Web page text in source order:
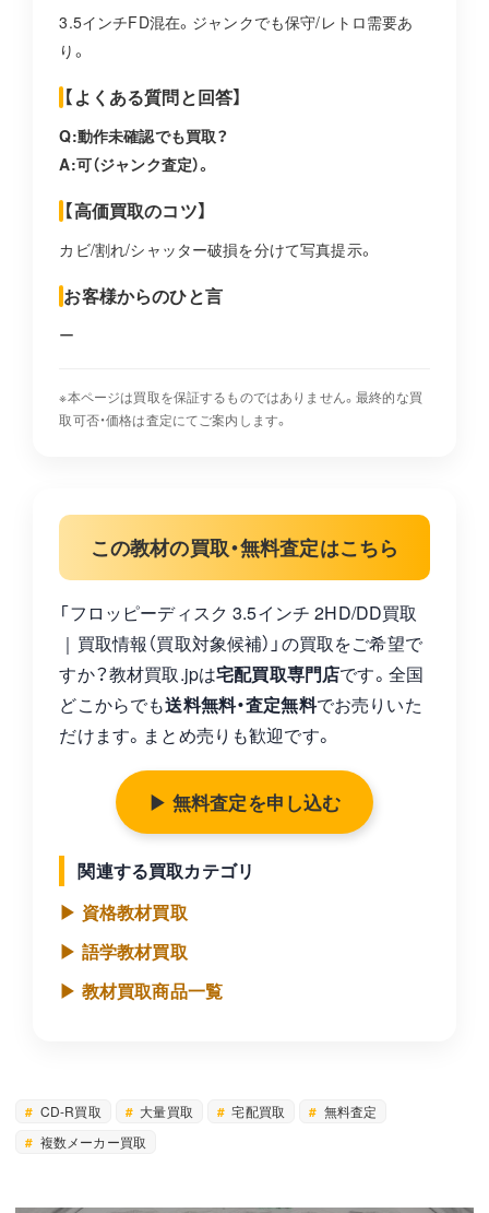
3.5インチFD混在。ジャンクでも保守/レトロ需要あ
り。
【よくある質問と回答】
Q:動作未確認でも買取？
A:可（ジャンク査定）。
【高価買取のコツ】
カビ/割れ/シャッター破損を分けて写真提示。
お客様からのひと言
ー
※本ページは買取を保証するものではありません。最終的な買
取可否・価格は査定にてご案内します。
この教材の買取・無料査定はこちら
「フロッピーディスク 3.5インチ 2HD/DD買取
｜買取情報（買取対象候補）」の買取をご希望で
すか？教材買取.jpは宅配買取専門店です。全国
どこからでも送料無料・査定無料でお売りいた
だけます。まとめ売りも歓迎です。
▶ 無料査定を申し込む
関連する買取カテゴリ
▶ 資格教材買取
▶ 語学教材買取
▶ 教材買取商品一覧
CD-R買取 大量買取 宅配買取
無料査定
複数メーカー買取